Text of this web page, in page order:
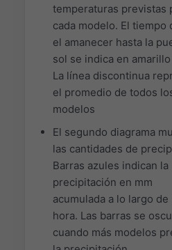
temperaturas previstas
cada modelo. El tiempo
el amanecer hasta la
sol se indica en
La línea discontinua
el promedio de todos
modelos
El segundo diagrama
las cantidades de
Barras azules indican la
precipitación en mm
acumulada a lo largo de
hora. Las barras se
cuando más modelos